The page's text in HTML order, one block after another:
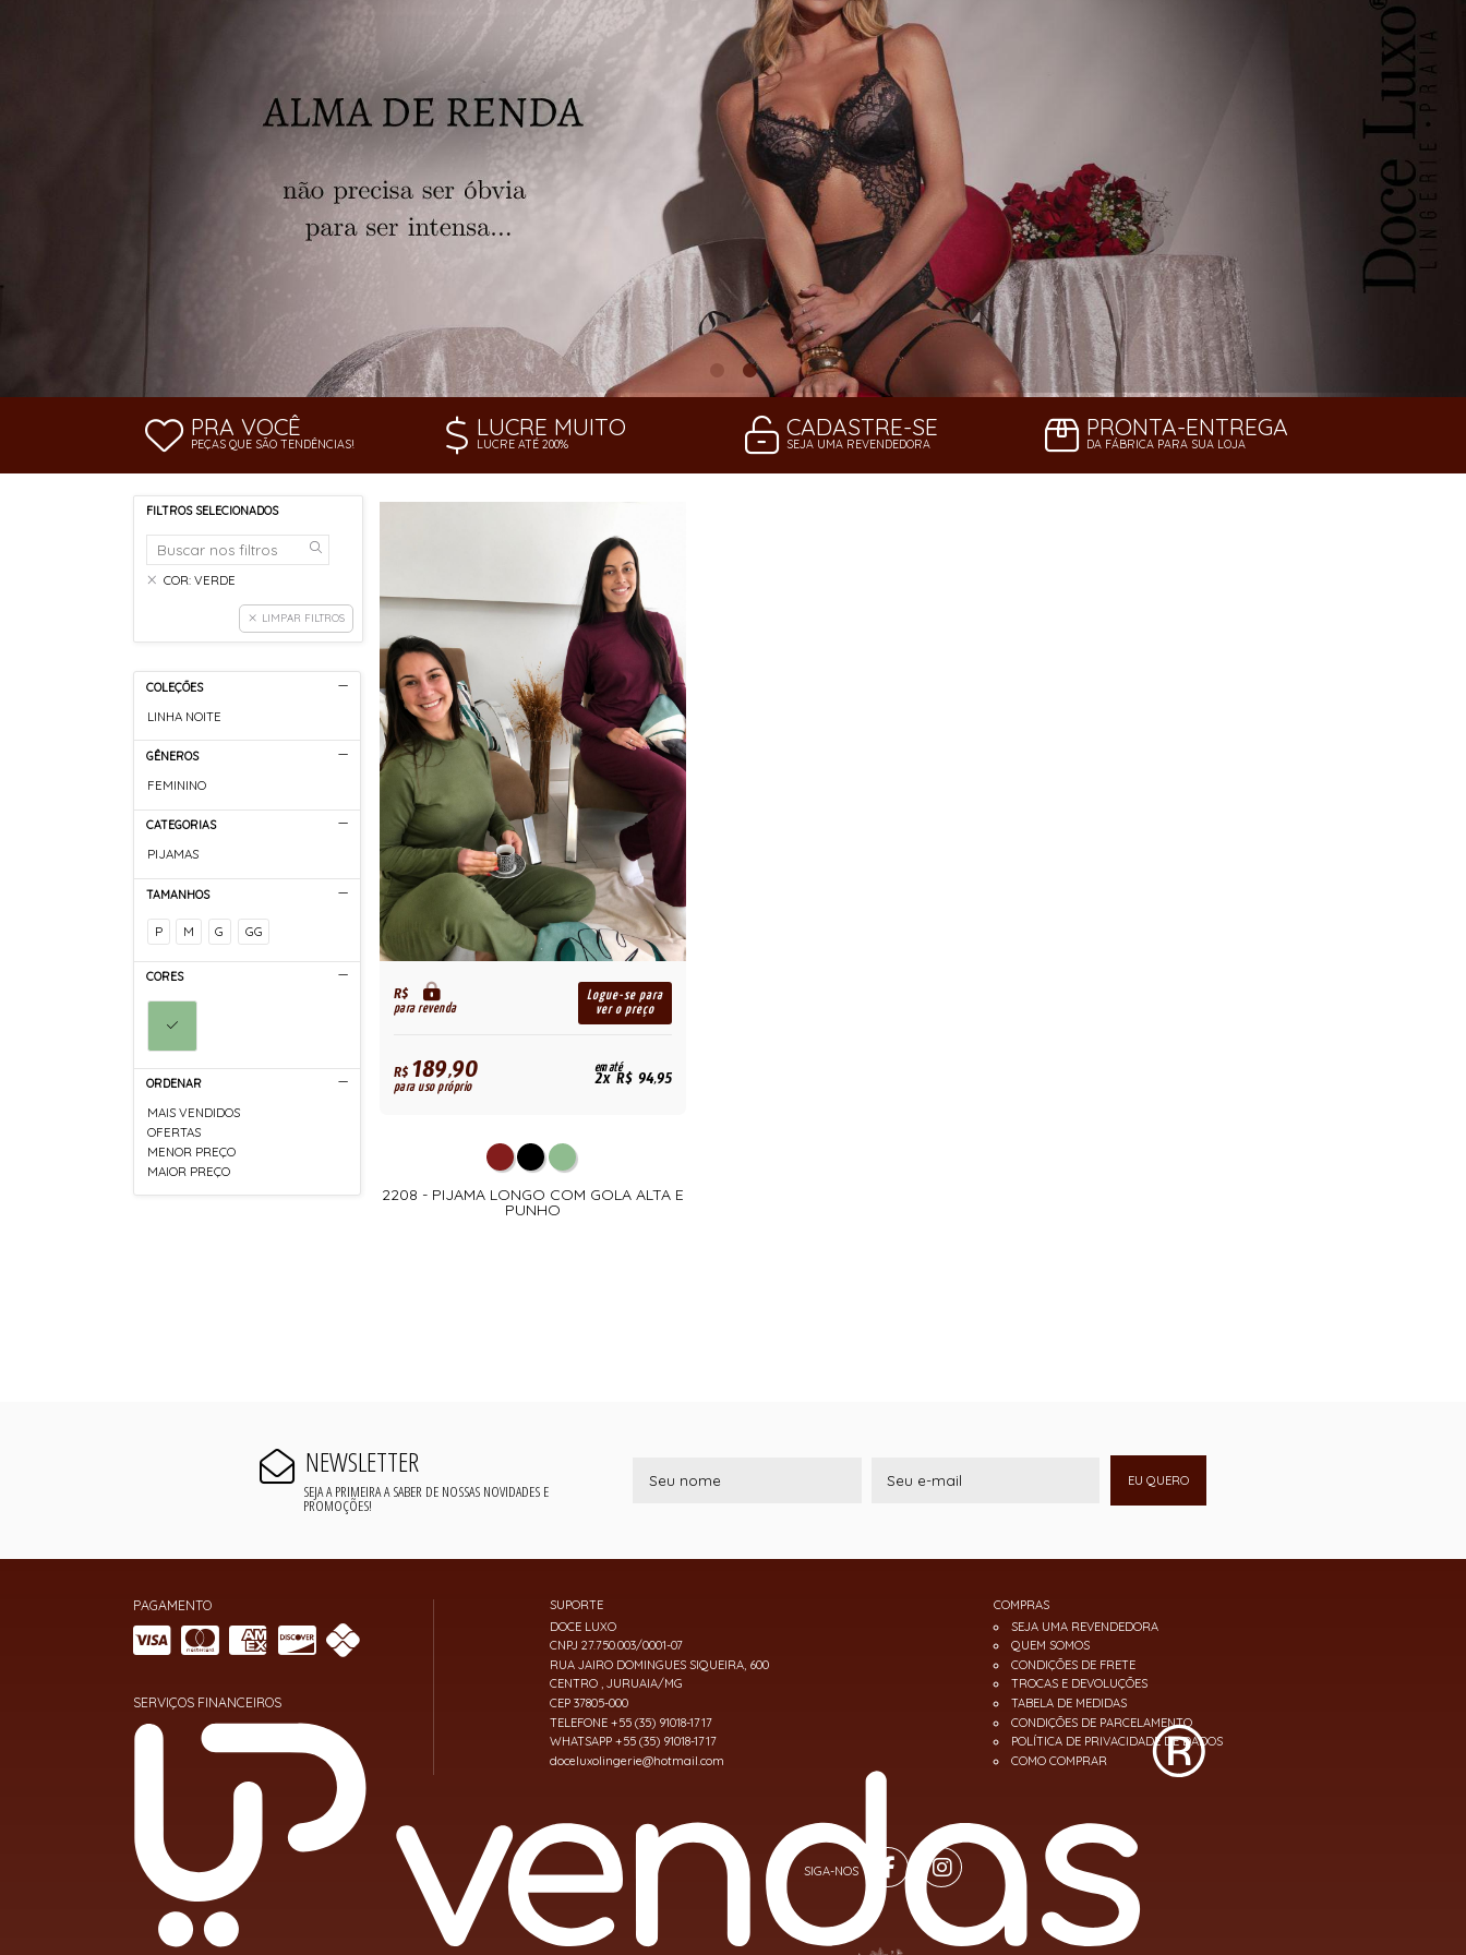
SAÍDA DE PRAIA
PRA VOCÊ
PEÇAS QUE SÃO TENDÊNCIAS!
LUCRE MUITO
LUCRE ATÉ 200%
CADASTRE-SE
SEJA UMA REVENDEDORA
PRONTA-ENTREGA
DA FÁBRICA PARA SUA LOJA
FILTROS SELECIONADOS
COR: VERDE
LIMPAR FILTROS
COLEÇÕES
LINHA NOITE
GÊNEROS
FEMININO
CATEGORIAS
PIJAMAS
TAMANHOS
P M G GG
CORES
ORDENAR
MAIS VENDIDOS
OFERTAS
MENOR PREÇO
MAIOR PREÇO
R$
para revenda
Logue-se para
ver o preço
R$189,90
para uso próprio
em até
2x R$ 94,95
2208 - PIJAMA LONGO COM GOLA ALTA E
PUNHO
NEWSLETTER
SEJA A PRIMEIRA A SABER DE NOSSAS NOVIDADES E
PROMOÇÕES!
EU QUERO
PAGAMENTO
SERVIÇOS FINANCEIROS
SUPORTE
DOCE LUXO
CNPJ 27.750.003/0001-07
RUA JAIRO DOMINGUES SIQUEIRA, 600
CENTRO , JURUAIA/MG
CEP 37805-000
TELEFONE +55 (35) 91018-1717
WHATSAPP +55 (35) 91018-1717
doceluxolingerie@hotmail.com
COMPRAS
SEJA UMA REVENDEDORA
QUEM SOMOS
CONDIÇÕES DE FRETE
TROCAS E DEVOLUÇÕES
TABELA DE MEDIDAS
CONDIÇÕES DE PARCELAMENTO
POLÍTICA DE PRIVACIDADE DE DADOS
COMO COMPRAR